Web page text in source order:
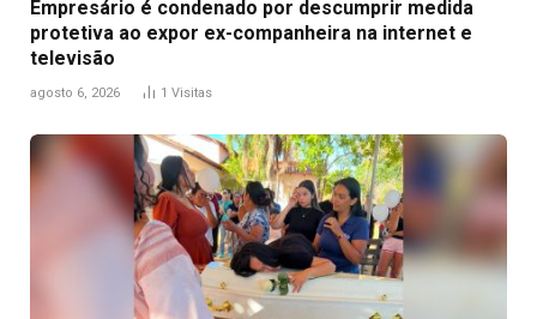
Empresário é condenado por descumprir medida
protetiva ao expor ex-companheira na internet e
televisão
agosto 6, 2026 1 Visitas